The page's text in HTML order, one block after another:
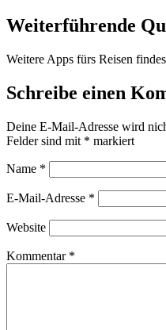
Weiterführende
Weitere Apps fürs Reisen
Schreibe einen
Deine E-Mail-Adresse wird
Felder sind mit * markiert
Name *
E-Mail-Adresse *
Website
Kommentar *